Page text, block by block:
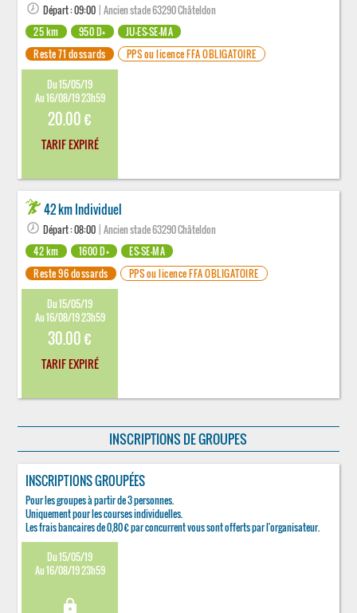
Départ : 09:00 | Ancien stade 63290 Châteldon
25 km
950 D+
JU-ES-SE-MA
Reste 71 dossards
PPS ou licence FFA OBLIGATOIRE
Du 15/05/19
Au 16/08/19 23h59
20.00 €
TARIF EXPIRÉ
42 km Individuel
Départ : 08:00 | Ancien stade 63290 Châteldon
42 km
1600 D+
ES-SE-MA
Reste 96 dossards
PPS ou licence FFA OBLIGATOIRE
Du 15/05/19
Au 16/08/19 23h59
30.00 €
TARIF EXPIRÉ
INSCRIPTIONS DE GROUPES
INSCRIPTIONS GROUPÉES
Pour les groupes à partir de 3 personnes.
Uniquement pour les courses individuelles.
Les frais bancaires de 0,80 € par concurrent vous sont offerts par l'organisateur.
Du 15/05/19
Au 16/08/19 23h59
lock